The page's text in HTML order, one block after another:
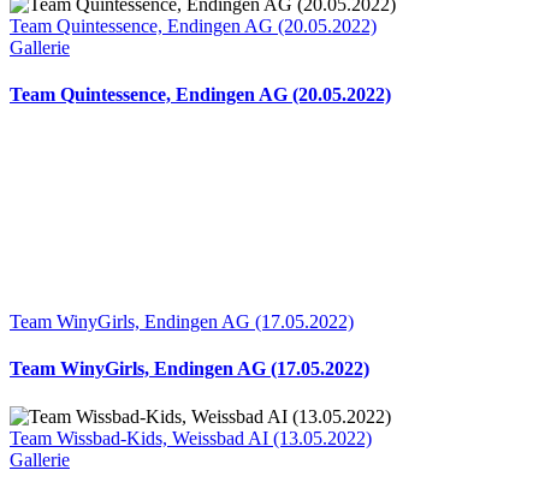
Team Quintessence, Endingen AG (20.05.2022)
Gallerie
Team Quintessence, Endingen AG (20.05.2022)
Team WinyGirls, Endingen AG (17.05.2022)
Team WinyGirls, Endingen AG (17.05.2022)
Team Wissbad-Kids, Weissbad AI (13.05.2022)
Gallerie